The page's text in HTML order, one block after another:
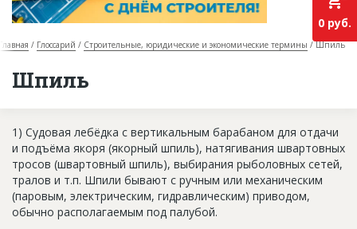
О проекте
База строящихся объектов
Инвестпроекты
Глоссарий
Новости
Глоссарий Строительные, юридические и экономические термины Шпиль
Шпиль
0 руб.
1) Судовая лебёдка с вертикальным барабаном для отдачи
и подъёма якоря (якорный шпиль), натягивания швартовных
тросов (швартовный шпиль), выбирания рыболовных сетей,
тралов и т.п. Шпили бывают с ручным или механическим
(паровым, электрическим, гидравлическим) приводом,
обычно располагаемым под палубой.